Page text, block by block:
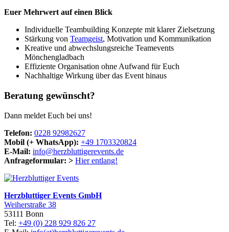
Euer Mehrwert auf einen Blick
Individuelle Teambuilding Konzepte mit klarer Zielsetzung
Stärkung von Teamgeist, Motivation und Kommunikation
Kreative und abwechslungsreiche Teamevents
Mönchengladbach
Effiziente Organisation ohne Aufwand für Euch
Nachhaltige Wirkung über das Event hinaus
Beratung gewünscht?
Dann meldet Euch bei uns!
Telefon: 0228 92982627
Mobil (+ WhatsApp): +49 1703320824
E-Mail: info@herzbluttigerevents.de
Anfrageformular: > Hier entlang!
Herzbluttiger Events GmbH
Weiherstraße 38
53111 Bonn
Tel: +49 (0) 228 929 826 27